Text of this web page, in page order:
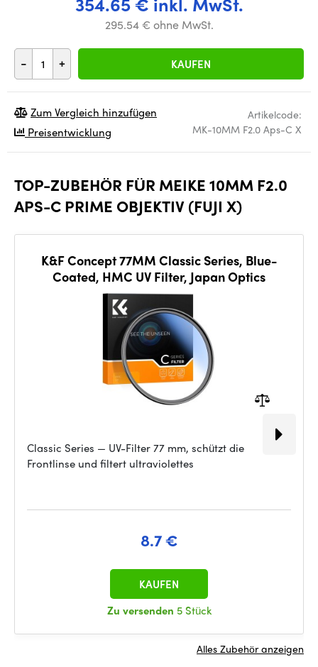
295.54 € ohne MwSt.
- + KAUFEN
Artikelcode:
MK-10MM F2.0 Aps-C X
Zum Vergleich hinzufügen
Preisentwicklung
TOP-ZUBEHÖR FÜR MEIKE 10MM F2.0
APS-C PRIME OBJEKTIV (FUJI X)
K&F Concept 77MM Classic Series, Blue-
Coated, HMC UV Filter, Japan Optics
Classic Series — UV-Filter 77 mm, schützt die
Frontlinse und filtert ultraviolettes
8.7 €
Zu versenden 5 Stück
KAUFEN
Alles Zubehör anzeigen